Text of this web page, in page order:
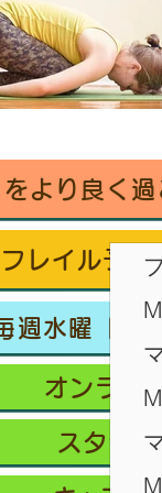
をより良く
フレイル予
週水曜「波
オンライ
スタジ